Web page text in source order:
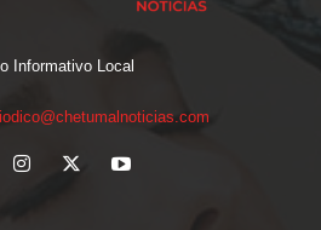
Informativo Local